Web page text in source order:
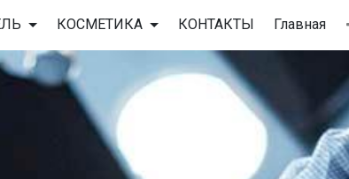
КОСМЕТИКА КОНТАКТЫ Главная